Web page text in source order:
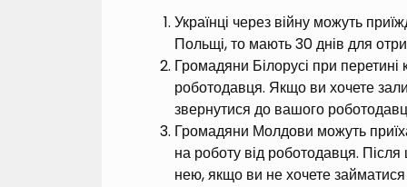
Українці через війну можуть
Польщі, то мають 30 днів для
Громадяни Білорусі при перетині
роботодавця. Якщо ви хочете
звернутися до вашого
Громадяни Молдови можуть
на роботу від роботодавця. Після
нею, якщо ви не хочете